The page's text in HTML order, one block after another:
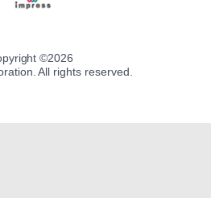
©2026
All rights reserved.